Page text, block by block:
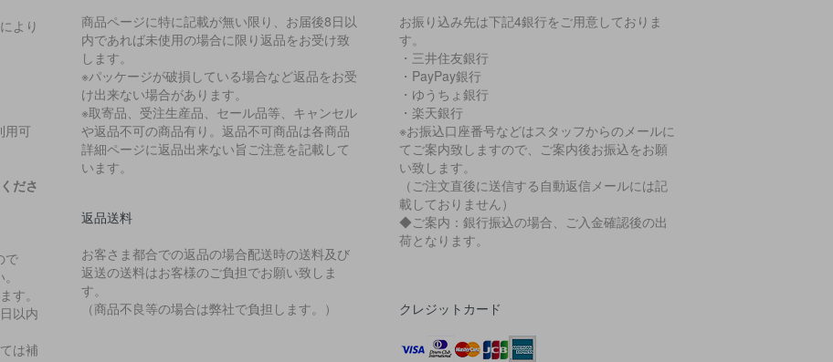
より
用可
ださ
で
す。
以内
は補
商品ページに特に記載が無い限り、お届後8日以
内であれば未使用の場合に限り返品をお受け致
します。
※パッケージが破損している場合など返品をお受
け出来ない場合があります。
※取寄品、受注生産品、セール品等、キャンセル
や返品不可の商品有り。返品不可商品は各商品
詳細ページに返品出来ない旨ご注意を記載して
います。
返品送料
お客さま都合での返品の場合配送時の送料及び
返送の送料はお客様のご負担でお願い致しま
す。
（商品不良等の場合は弊社で負担します。）
お振り込み先は下記4銀行をご用意しておりま
す。
・三井住友銀行
・PayPay銀行
・ゆうちょ銀行
・楽天銀行
※お振込口座番号などはスタッフからのメールに
てご案内致しますので、ご案内後お振込をお願
い致します。
（ご注文直後に送信する自動返信メールには記
載しておりません）
◆ご案内：銀行振込の場合、ご入金確認後の出
荷となります。
クレジットカード